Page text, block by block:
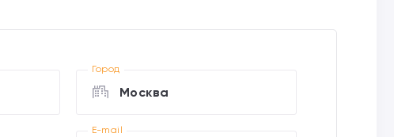
Город
Москва
E-mail